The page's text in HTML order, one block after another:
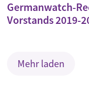
Germanwatch-
Vorstands 2019-
Mehr laden